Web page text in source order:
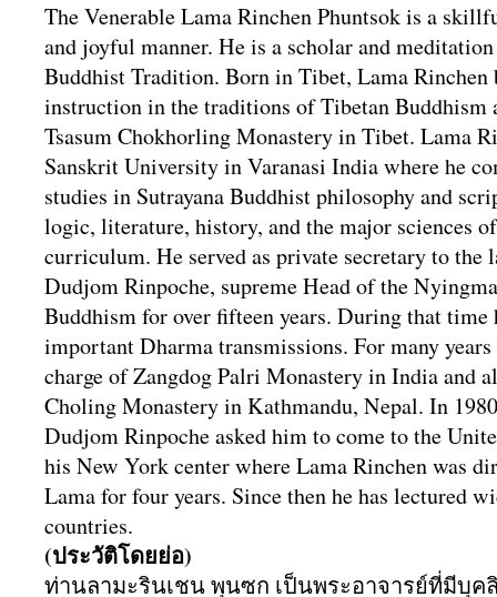
The Venerable Lama Rinchen Phuntsok is a
and joyful manner. He is a scholar and
Buddhist Tradition. Born in Tibet, Lama Rinchen
instruction in the traditions of Tibetan Buddhism
Tsasum Chokhorling Monastery in Tibet. Lama
Sanskrit University in Varanasi India where he
studies in Sutrayana Buddhist philosophy and
logic, literature, history, and the major sciences
curriculum. He served as private secretary to the
Dudjom Rinpoche, supreme Head of the
Buddhism for over fifteen years. During that time
important Dharma transmissions. For many
charge of Zangdog Palri Monastery in India and
Choling Monastery in Kathmandu, Nepal. In
Dudjom Rinpoche asked him to come to the
his New York center where Lama Rinchen was
Lama for four years. Since then he has lectured
countries.
(ประวัติโดยย่อ)
ท่านลามะรินเชน พุนซก เป็นพระอาจารย์ที่มีบุค